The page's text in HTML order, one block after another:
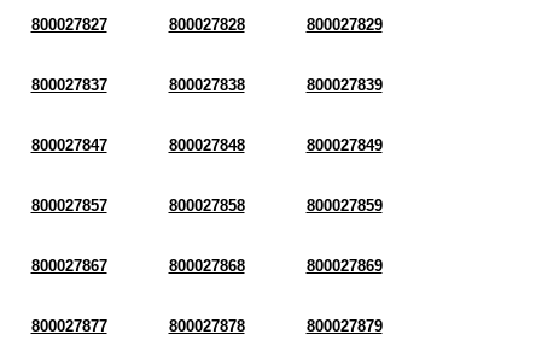
800027827 800027828 800027829
800027837 800027838 800027839
800027847 800027848 800027849
800027857 800027858 800027859
800027867 800027868 800027869
800027877 800027878 800027879